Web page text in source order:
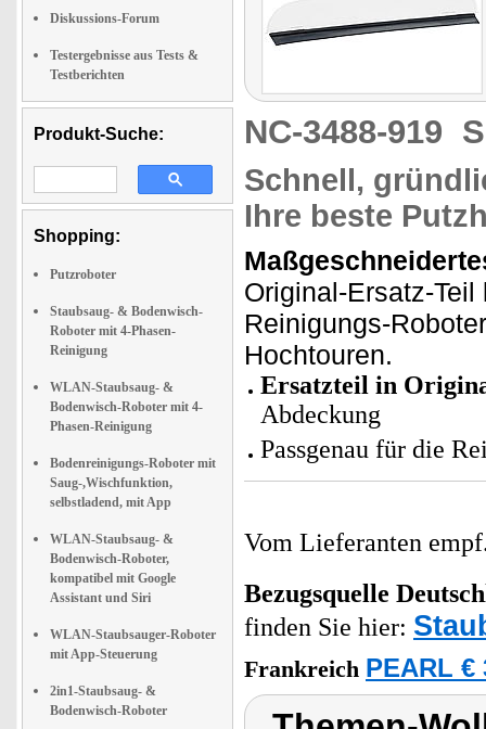
Diskussions-Forum
Testergebnisse aus Tests &
Testberichten
Produkt-Suche:
Shopping:
Putzroboter
Staubsaug- & Bodenwisch-
Roboter mit 4-Phasen-
Reinigung
WLAN-Staubsaug- &
Bodenwisch-Roboter mit 4-
Phasen-Reinigung
Bodenreinigungs-Roboter mit
Saug-,Wischfunktion,
selbstladend, mit App
WLAN-Staubsaug- &
Bodenwisch-Roboter,
kompatibel mit Google
Assistant und Siri
WLAN-Staubsauger-Roboter
mit App-Steuerung
2in1-Staubsaug- &
Bodenwisch-Roboter
NC-3488-919
Schnell,
Ihre beste
Original-Ersatz-
Reinigungs-
Hochtouren.
Ersatzteil in
Abdeckung
Passgenau für die
Vom Lieferanten
Bezugsquelle
finden Sie hier:
Frankreich PEARL €